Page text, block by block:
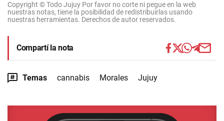
Copyright © Todo Jujuy Por favor no corte ni pegue en la web
nuestras notas, tiene la posibilidad de redistribuirlas usando
nuestras herramientas. Derechos de autor reservados.
Compartí la nota
Temas cannabis Morales Jujuy